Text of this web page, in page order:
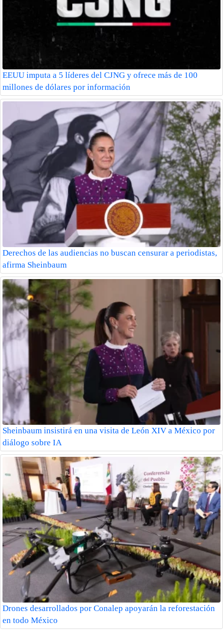
EEUU imputa a 5 líderes del CJNG y ofrece más de 100
millones de dólares por información
Derechos de las audiencias no buscan censurar a periodistas,
afirma Sheinbaum
Sheinbaum insistirá en una visita de León XIV a México por
diálogo sobre IA
Drones desarrollados por Conalep apoyarán la reforestación
en todo México